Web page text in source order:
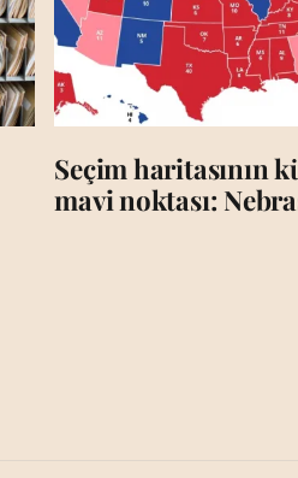
Seçim haritasının
mavi noktası: